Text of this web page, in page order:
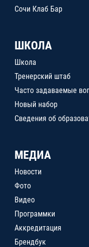
Сочи Клаб Бар
ШКОЛА
Школа
Тренерский штаб
Часто задаваемые
Новый набор
Сведения об
МЕДИА
Новости
Фото
Видео
Программки
Аккредитация
Брендбук